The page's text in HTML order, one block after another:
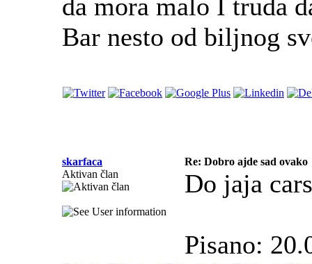
da mora malo I truda
Bar nesto od biljnog
skarfaca
Re: Dobro ajde sad ovako
Aktivan član
Do jaja
Pisano: